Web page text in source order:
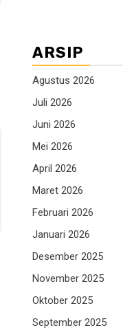
ARSIP
Agustus 2026
Juli 2026
Juni 2026
Mei 2026
April 2026
Maret 2026
Februari 2026
Januari 2026
Desember 2025
November 2025
Oktober 2025
September 2025